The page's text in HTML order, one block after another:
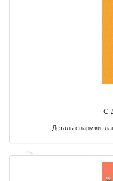
С
Деталь снаружи,